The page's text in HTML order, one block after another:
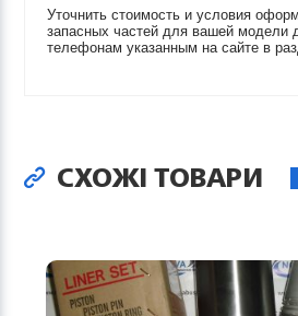
Уточнить стоимость и условия
запасных частей для вашей модели
телефонам указанным на сайте в
СХОЖІ ТОВАРИ